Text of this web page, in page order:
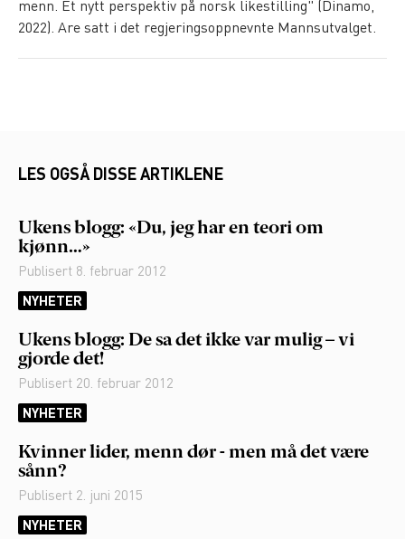
menn. Et nytt perspektiv på norsk likestilling" (Dinamo,
2022). Are satt i det regjeringsoppnevnte Mannsutvalget.
LES OGSÅ DISSE ARTIKLENE
Ukens blogg: «Du, jeg har en teori om
kjønn…»
Publisert 8. februar 2012
NYHETER
Ukens blogg: De sa det ikke var mulig – vi
gjorde det!
Publisert 20. februar 2012
NYHETER
Kvinner lider, menn dør - men må det være
sånn?
Publisert 2. juni 2015
NYHETER